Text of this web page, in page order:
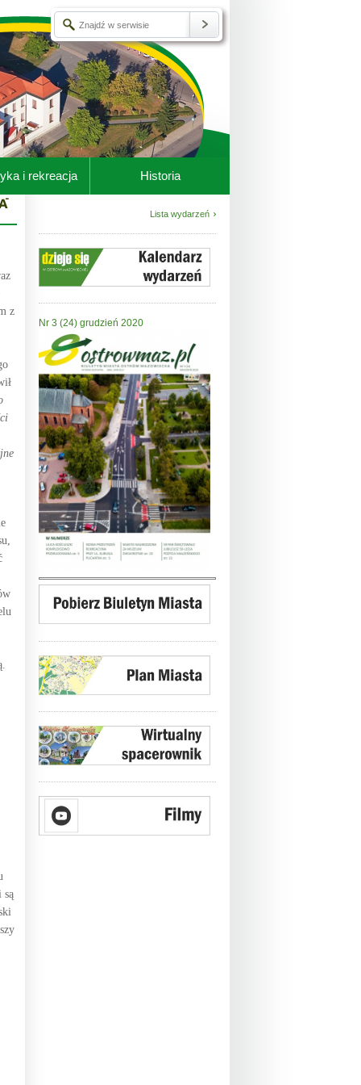
i rekreacja Historia
z
są
Lista wydarzeń
Nr 3 (24) grudzień 2020